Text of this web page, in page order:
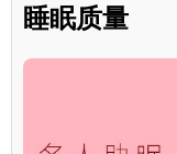
睡眠质量